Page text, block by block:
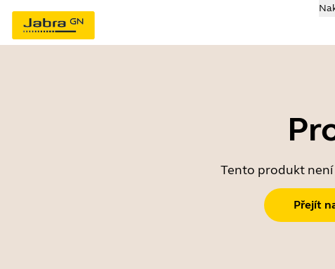
Tento produkt není
Přejít